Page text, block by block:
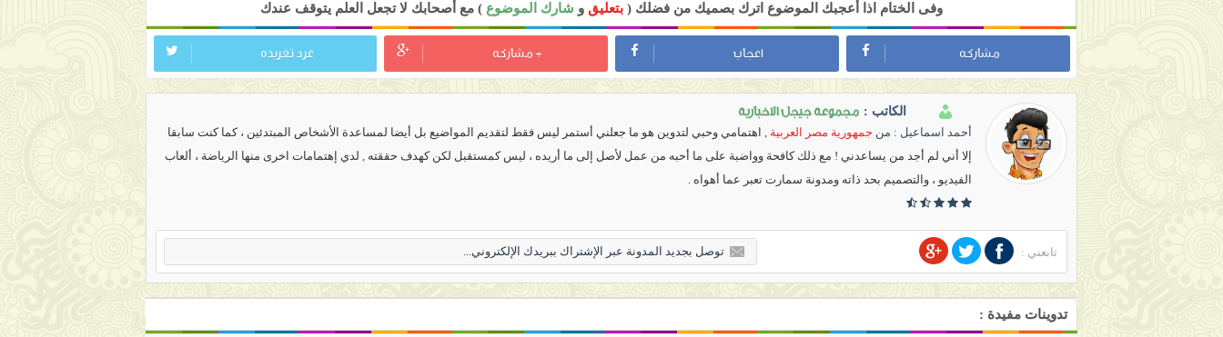
وفى الختام اذا أعجبك الموضوع اترك بصميك من فضلك ( بتعليق و شارك الموضوع ) مع أصحابك لا تجعل العلم يتوقف عندك
مشاركه اعجاب + مشاركه غرد تغريده
الكاتب : مجموعة جيجل الاخبارية
أحمد اسماعيل : من جمهورية مصر العربية , اهتمامي وحبي لتدوين هو ما جعلني أستمر ليس فقط لتقديم المواضيع بل أيضا لمساعدة الأشخاص المبتدئين ، كما كنت سابقا
إلا أني لم أجد من يساعدني ! مع ذلك كافحة وواضبة على ما أحبه من عمل لأصل إلى ما أريده ، ليس كمستقبل لكن كهدف حققته , لدي إهتمامات اخرى منها الرياضة ، ألعاب
الفيديو ، والتصميم بحد ذاته ومدونة سمارت تعبر عما أهواه .
تابعني :
تدوينات مفيدة :